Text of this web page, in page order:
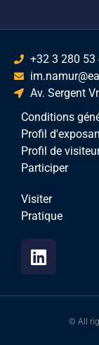
+32 3 280 53
Av. Sergent
Conditions
Profil
Profil de
Participer
Visiter
Pratique
© All